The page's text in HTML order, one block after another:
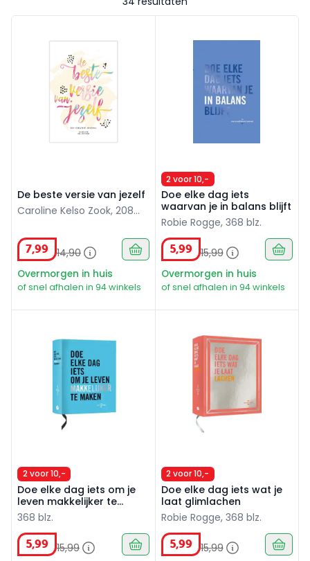
De beste versie van jezelf
Caroline Kelso Zook, 208
7,99 14,90
Overmorgen in huis
of snel afhalen in 94 winkels
2 voor 10,-
Doe elke dag iets
waarvan je in balans blijft
Robie Rogge, 368 blz.
5,99 15,99
Overmorgen in huis
of snel afhalen in 94 winkels
2 voor 10,-
Doe elke dag iets om je
leven makkelijker te
maken
368 blz.
5,99 15,99
2 voor 10,-
Doe elke dag iets wat je
laat glimlachen
Robie Rogge, 368 blz.
5,99 15,99